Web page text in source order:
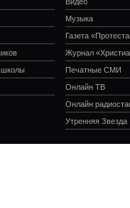
школы
Музыка
Газета
Журнал
Печатные СМИ
Онлайн ТВ
Онлайн
Утренняя Звезда